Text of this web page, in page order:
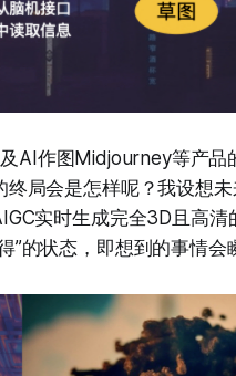
AI作图Midjourney等产品
局会是怎样呢？我设想
实时生成完全3D且高
的状态，即想到的事情会